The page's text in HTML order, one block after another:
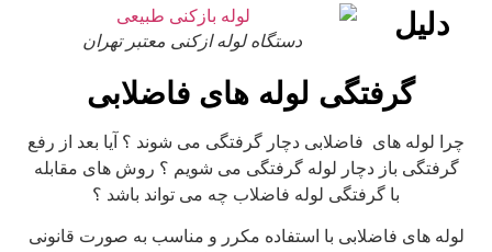
دستگاه لوله ازکنی معتبر تهران دلیل
گرفتگی لوله های فاضلابی
چرا لوله های فاضلابی دچار گرفتگی می شوند ؟ آیا بعد از رفع
گرفتگی باز دچار لوله گرفتگی می شویم ؟ روش های مقابله
با گرفتگی لوله فاضلاب چه می تواند باشد ؟
لوله های فاضلابی با استفاده مکرر و مناسب به صورت قانونی